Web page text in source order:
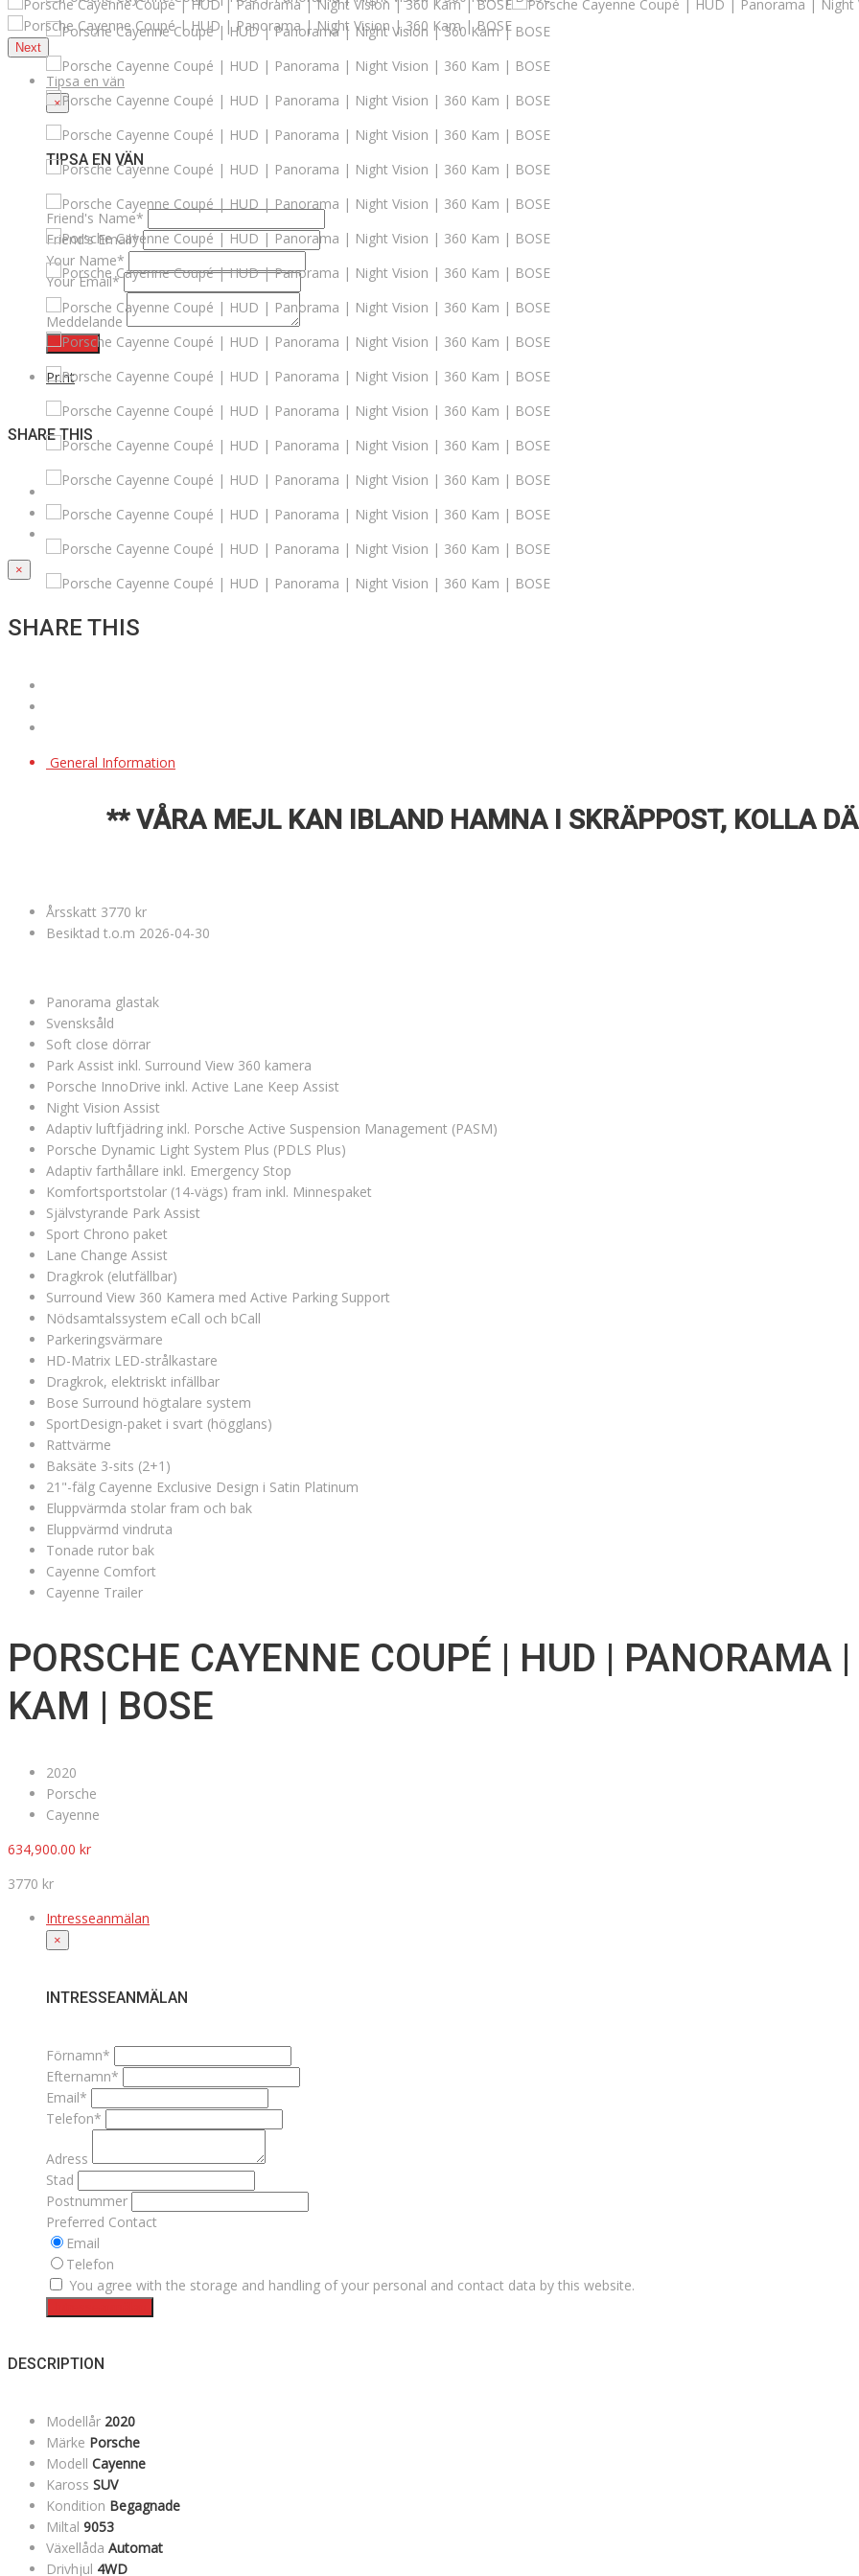
Next
Tipsa en vän
×
TIPSA EN VÄN
Friend's Name*
Friend's Email*
Your Name*
Your Email*
Meddelande
Skicka
Print
SHARE THIS
×
SHARE THIS
General Information
** VÅRA MEJL KAN IBLAND HAMNA I SKRÄPPOST, KOLLA
Årsskatt 3770 kr
Besiktad t.o.m 2026-04-30
Panorama glastak
Svensksåld
Soft close dörrar
Park Assist inkl. Surround View 360 kamera
Porsche InnoDrive inkl. Active Lane Keep Assist
Night Vision Assist
Adaptiv luftfjädring inkl. Porsche Active Suspension Management (PASM)
Porsche Dynamic Light System Plus (PDLS Plus)
Adaptiv farthållare inkl. Emergency Stop
Komfortsportstolar (14-vägs) fram inkl. Minnespaket
Självstyrande Park Assist
Sport Chrono paket
Lane Change Assist
Dragkrok (elutfällbar)
Surround View 360 Kamera med Active Parking Support
Nödsamtalssystem eCall och bCall
Parkeringsvärmare
HD-Matrix LED-strålkastare
Dragkrok, elektriskt infällbar
Bose Surround högtalare system
SportDesign-paket i svart (högglans)
Rattvärme
Baksäte 3-sits (2+1)
21"-fälg Cayenne Exclusive Design i Satin Platinum
Eluppvärmda stolar fram och bak
Eluppvärmd vindruta
Tonade rutor bak
Cayenne Comfort
Cayenne Trailer
PORSCHE CAYENNE COUPÉ | HUD |
KAM | BOSE
2020
Porsche
Cayenne
634,900.00 kr
3770 kr
Intresseanmälan
×
INTRESSEANMÄLAN
Förnamn*
Efternamn*
Email*
Telefon*
Adress
Stad
Postnummer
Preferred Contact
Email
Telefon
You agree with the storage and handling of your personal and contact data by this website.
DESCRIPTION
Modellår 2020
Märke Porsche
Modell Cayenne
Kaross SUV
Kondition Begagnade
Miltal 9053
Växellåda Automat
Drivhjul 4WD